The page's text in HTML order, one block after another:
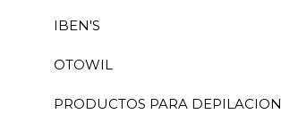
IBEN'S
OTOWIL
PRODUCTOS PARA DEPILACION